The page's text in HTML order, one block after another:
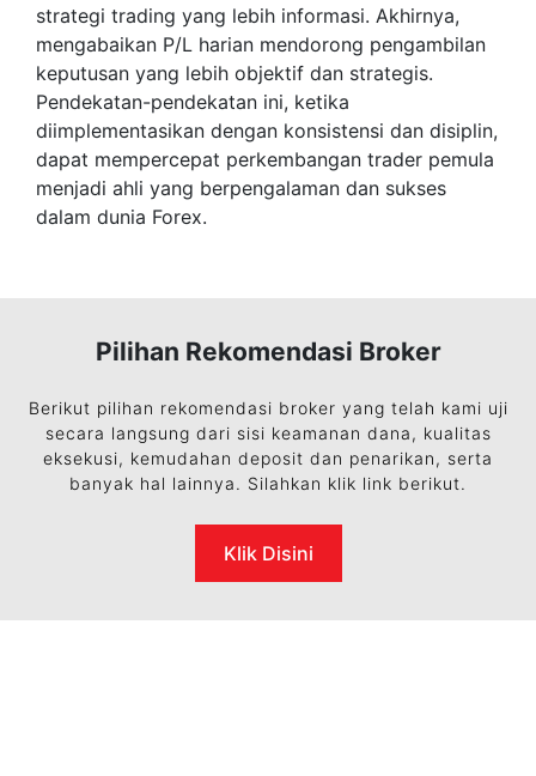
strategi trading yang lebih informasi. Akhirnya,
mengabaikan P/L harian mendorong pengambilan
keputusan yang lebih objektif dan strategis.
Pendekatan-pendekatan ini, ketika
diimplementasikan dengan konsistensi dan disiplin,
dapat mempercepat perkembangan trader pemula
menjadi ahli yang berpengalaman dan sukses
dalam dunia Forex.
Pilihan Rekomendasi Broker
Berikut pilihan rekomendasi broker yang telah kami uji
secara langsung dari sisi keamanan dana, kualitas
eksekusi, kemudahan deposit dan penarikan, serta
banyak hal lainnya. Silahkan klik link berikut.
Klik Disini